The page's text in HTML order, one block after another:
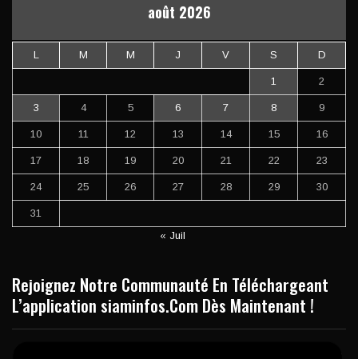
août 2026
L M M J V S D
1 2
3 4 5 6 7 8 9
10 11 12 13 14 15 16
17 18 19 20 21 22 23
24 25 26 27 28 29 30
31
« Juil
Rejoignez Notre Communauté En Téléchargeant
L’application siaminfos.Com Dès Maintenant !